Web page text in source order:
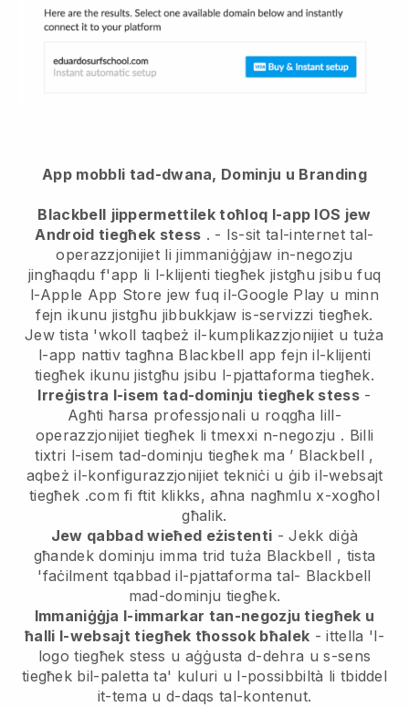
App mobbli tad-dwana, Dominju u Branding
Blackbell jippermettilek toħloq l-app IOS jew
Android tiegħek stess . - Is-sit tal-internet tal-
operazzjonijiet li jimmaniġġjaw in-negozju
jingħaqdu f'app li l-klijenti tiegħek jistgħu jsibu fuq
l-Apple App Store jew fuq il-Google Play u minn
fejn ikunu jistgħu jibbukkjaw is-servizzi tiegħek.
Jew tista 'wkoll taqbeż il-kumplikazzjonijiet u tuża
l-app nattiv tagħna Blackbell app fejn il-klijenti
tiegħek ikunu jistgħu jsibu l-pjattaforma tiegħek.
Irreġistra l-isem tad-dominju tiegħek stess -
Agħti ħarsa professjonali u roqgħa lill-
operazzjonijiet tiegħek li tmexxi n-negozju . Billi
tixtri l-isem tad-dominju tiegħek ma ’ Blackbell ,
aqbeż il-konfigurazzjonijiet tekniċi u ġib il-websajt
tiegħek .com fi ftit klikks, aħna nagħmlu x-xogħol
għalik.
Jew qabbad wieħed eżistenti - Jekk diġà
għandek dominju imma trid tuża Blackbell , tista
'faċilment tqabbad il-pjattaforma tal- Blackbell
mad-dominju tiegħek.
Immaniġġja l-immarkar tan-negozju tiegħek u
ħalli l-websajt tiegħek tħossok bħalek - ittella 'l-
logo tiegħek stess u aġġusta d-dehra u s-sens
tiegħek bil-paletta ta' kuluri u l-possibbiltà li tbiddel
it-tema u d-daqs tal-kontenut.